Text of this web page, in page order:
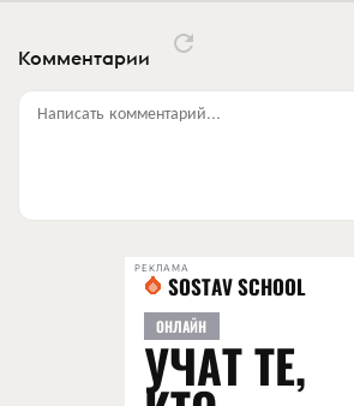
Комментарии
Написать комментарий...
РЕКЛАМА